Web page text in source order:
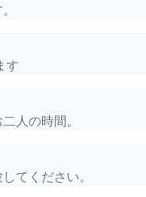
す
人の時間。
てください。